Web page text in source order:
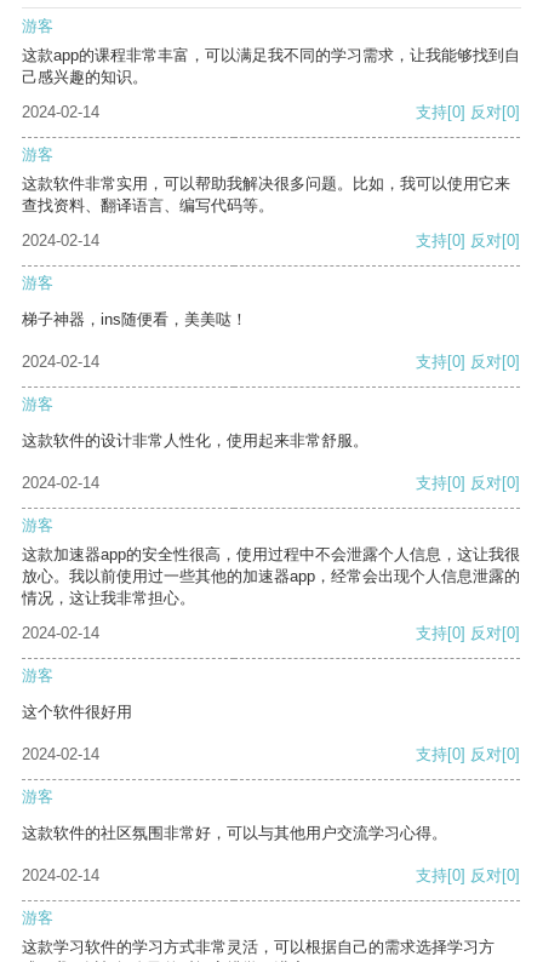
游客
这款app的课程非常丰富，可以满足我不同的学习需求，让我能够找到自
己感兴趣的知识。
2024-02-14
支持[0] 反对[0]
游客
这款软件非常实用，可以帮助我解决很多问题。比如，我可以使用它来
查找资料、翻译语言、编写代码等。
2024-02-14
支持[0] 反对[0]
游客
梯子神器，ins随便看，美美哒！
2024-02-14 支持[0] 反对[0]
游客
这款软件的设计非常人性化，使用起来非常舒服。
2024-02-14 支持[0] 反对[0]
游客
这款加速器app的安全性很高，使用过程中不会泄露个人信息，这让我很
放心。我以前使用过一些其他的加速器app，经常会出现个人信息泄露的
情况，这让我非常担心。
2024-02-14
支持[0] 反对[0]
游客
这个软件很好用
2024-02-14 支持[0] 反对[0]
游客
这款软件的社区氛围非常好，可以与其他用户交流学习心得。
2024-02-14 支持[0] 反对[0]
游客
这款学习软件的学习方式非常灵活，可以根据自己的需求选择学习方